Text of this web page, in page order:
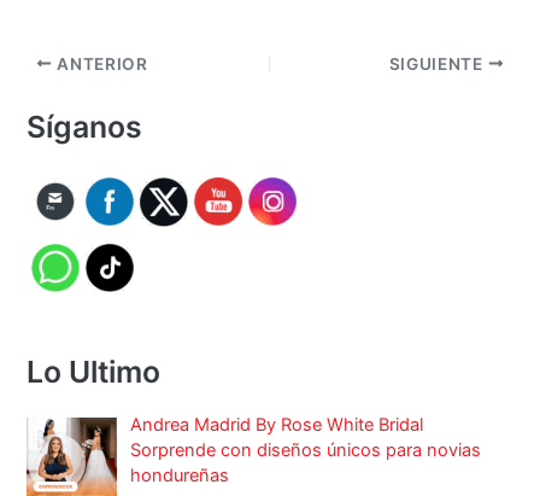
ANTERIOR SIGUIENTE
Síganos
Lo Ultimo
Andrea Madrid By Rose White Bridal
Sorprende con diseños únicos para novias
hondureñas